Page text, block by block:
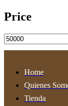
Price
Precio
mínimo
Home
Quienes
Tienda